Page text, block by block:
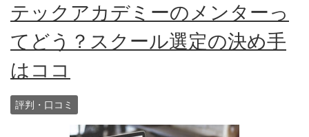
テックアカデミーのメンターっ
てどう？スクール選定の決め手
はココ
評判・口コミ